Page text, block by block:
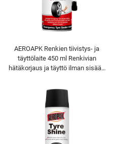
AEROAPK Renkien tiivistys- ja
täyttölaite 450 ml Renkivian
hätäkorjaus ja täyttö ilman sisään